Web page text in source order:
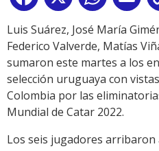
Luis Suárez, José María
Federico Valverde, Matías
sumaron este martes a los
selección uruguaya con
Colombia por las
Mundial de Catar 2022.
Los seis jugadores